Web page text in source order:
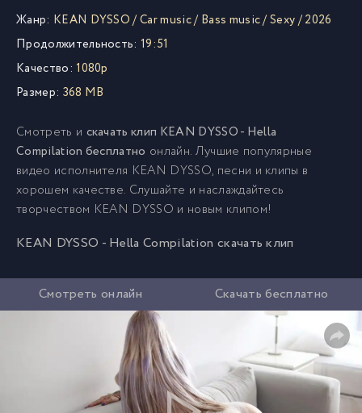
Жанр: KEAN DYSSO/Car music/ Bass music/Sexy/2026
Продолжительность: 19:51
Качество: 1080p
Размер: 368 MB
Смотреть и скачать клип KEAN DYSSO - Hella
Compilation бесплатно онлайн. Лучшие популярные
видео исполнителя KEAN DYSSO, песни и клипы в
хорошем качестве. Слушайте и наслаждайтесь
творчеством KEAN DYSSO и новым клипом!
KEAN DYSSO - Hella Compilation скачать клип
Смотреть онлайн Скачать бесплатно